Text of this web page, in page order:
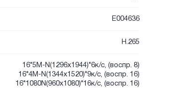
E004636
H.265
16*5М-N(1296х1944)*6к/с, (воспр. 8)
16*4М-N(1344x1520)*9к/с, (воспр. 16)
16*1080N(960x1080)*16к/с, (воспр. 16)